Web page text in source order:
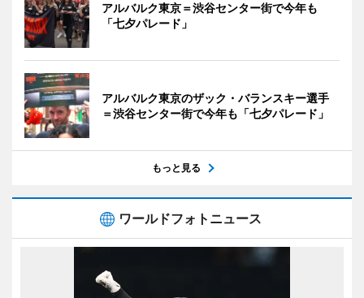
アルバルク東京＝渋谷センター街で今年も
「七夕パレード」
アルバルク東京のザック・バランスキー選手
＝渋谷センター街で今年も「七夕パレード」
もっと見る
ワールドフォトニュース